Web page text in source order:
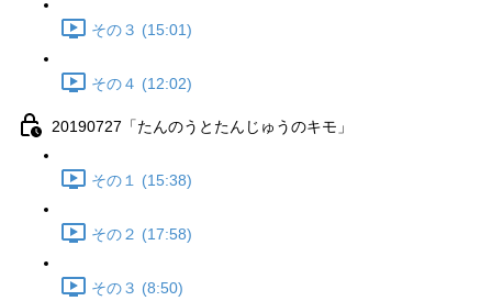
その３ (15:01)
その４ (12:02)
20190727「たんのうとたんじゅうのキモ」
その１ (15:38)
その２ (17:58)
その３ (8:50)